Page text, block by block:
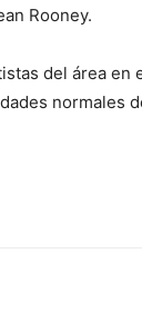
Rooney.
del área en
normales